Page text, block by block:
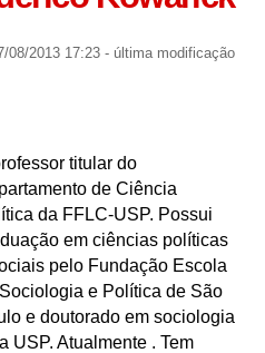
08/2013 17:23 - última modificação
titular do
de Ciência
da FFLC-USP. Possui
em ciências políticas
pelo Fundação Escola
e Política de São
e doutorado em sociologia
USP. Atualmente . Tem